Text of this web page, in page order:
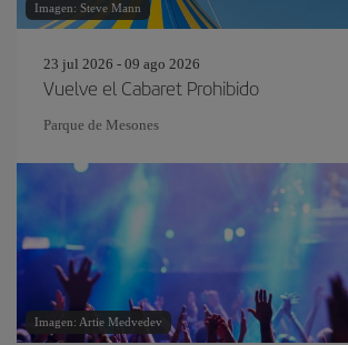
Imagen: Steve Mann
23 jul 2026 - 09 ago 2026
Vuelve el Cabaret Prohibido
Parque de Mesones
Imagen: Artie Medvedev